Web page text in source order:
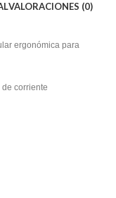
VALORACIONES (0)
ergonómica para
corriente